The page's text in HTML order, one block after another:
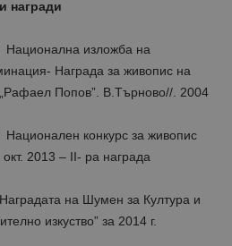
награди
Национална изложба на
Награда за живопис на
„Рафаел Попов”. В.Търново//. 2004
Национален конкурс за живопис
2013 – ІІ- ра награда
на Шумен за Култура и
изкуство” за 2014 г.